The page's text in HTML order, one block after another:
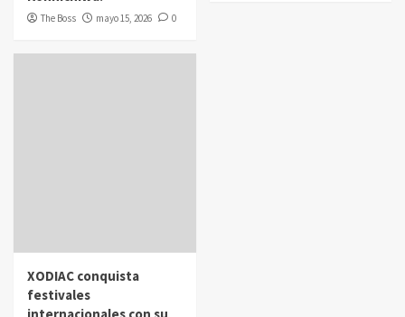
The Boss mayo 15, 2026 0
XODIAC conquista
festivales